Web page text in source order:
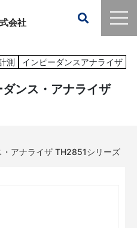
会社
測
インピーダンスアナライザ
ンス・アナライザ
アナライザ TH2851シリーズ